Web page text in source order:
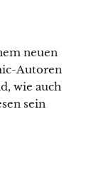
neuen
Autoren
wie auch
sein